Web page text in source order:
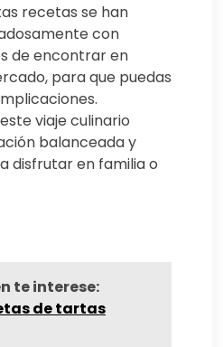
recetas se han
con
de encontrar en
para que puedas
viaje culinario
balanceada y
disfrutar en familia o
te interese:
de tartas